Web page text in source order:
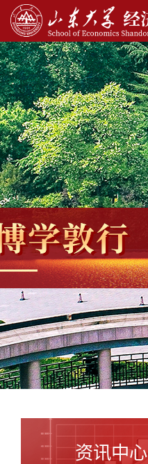
资讯中心